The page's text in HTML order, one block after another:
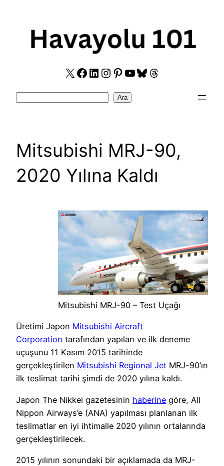
X Facebook
LinkedIn
Instagram
Pinterest
YouTube
Bluesky
Threads
Ara
Mitsubishi MRJ-90,
2020 Yılına Kaldı
Mitsubishi MRJ-90 – Test Uçağı
Üretimi Japon Mitsubishi Aircraft
Corporation tarafından yapılan ve ilk deneme
uçuşunu 11 Kasım 2015 tarihinde
gerçekleştirilen Mitsubishi Regional Jet MRJ-90’ın
ilk teslimat tarihi şimdi de 2020 yılına kaldı.
Japon The Nikkei gazetesinin haberine göre, All
Nippon Airways’e (ANA) yapılması planlanan ilk
teslimatlar en iyi ihtimalle 2020 yılının ortalarında
gerçekleştirilecek.
2015 yılının sonundaki bir açıklamada da MRJ-